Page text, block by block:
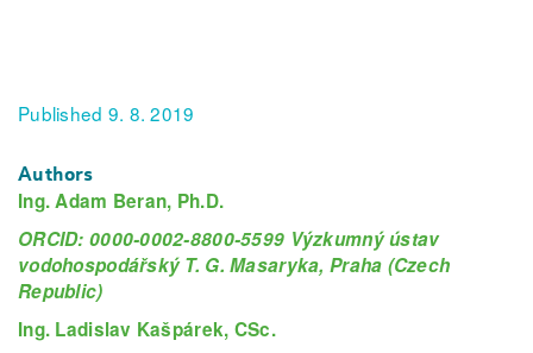
Published 9. 8. 2019
Authors
Ing. Adam Beran, Ph.D.
ORCID: 0000-0002-8800-5599 Výzkumný ústav
vodohospodářský T. G. Masaryka, Praha (Czech
Republic)
Ing. Ladislav Kašpárek, CSc.